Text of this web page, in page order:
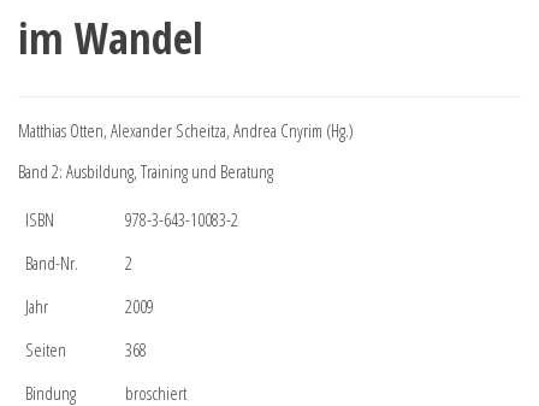
im Wandel
Matthias Otten, Alexander Scheitza, Andrea Cnyrim (Hg.)
Band 2: Ausbildung, Training und Beratung
ISBN
978-3-643-10083-2
Band-Nr.
2
Jahr
2009
Seiten
368
Bindung
broschiert